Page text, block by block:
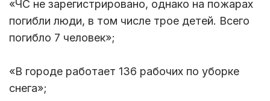
«ЧС не зарегистрировано, однако на пожарах
погибли люди, в том числе трое детей. Всего
погибло 7 человек»;
«В городе работает 136 рабочих по уборке
снега»;